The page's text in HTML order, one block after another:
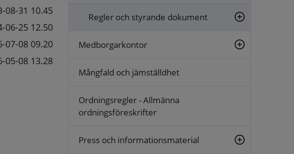
08-31 10.45
06-25 12.50
07-08 09.20
05-08 13.28
Regler och styrande dokument
Medborgarkontor
Mångfald och jämställdhet
Ordningsregler - Allmänna
ordningsföreskrifter
Press och informationsmaterial